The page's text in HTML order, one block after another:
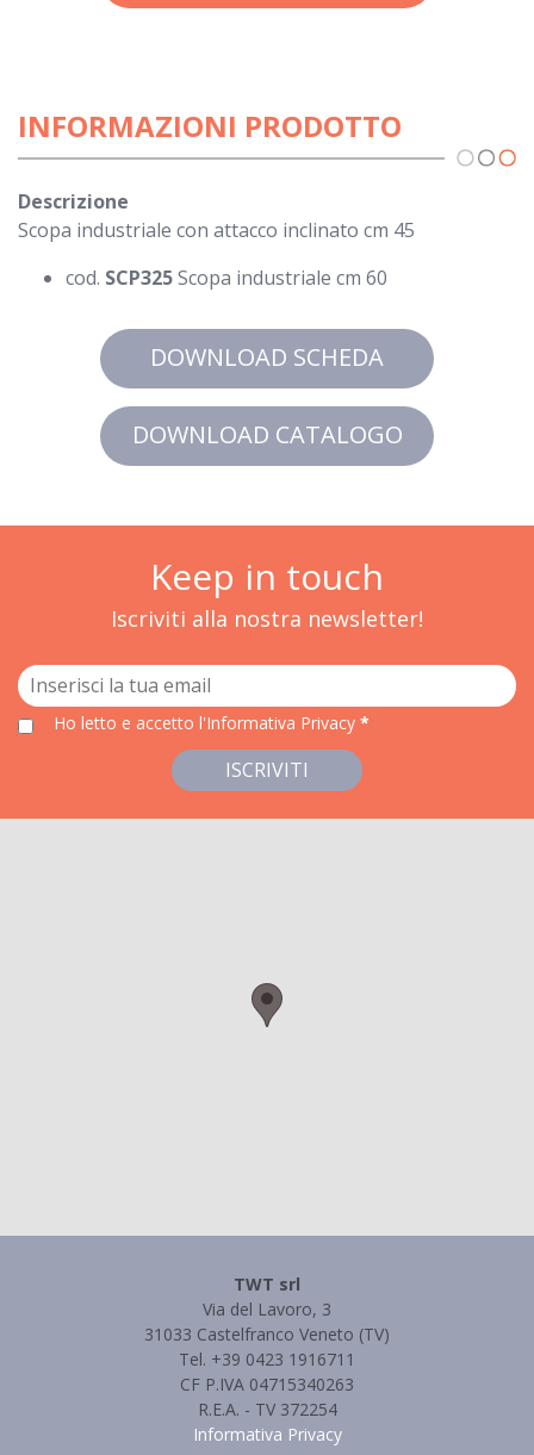
INFORMAZIONI PRODOTTO
Descrizione
Scopa industriale con attacco inclinato cm 45
cod. SCP325Scopa industriale cm 60
DOWNLOAD SCHEDA
DOWNLOAD CATALOGO
Keep in touch
Iscriviti alla nostra newsletter!
ISCRIVITI
Ho letto e accetto l'Informativa Privacy *
TWT srl
Via del Lavoro, 3
31033 Castelfranco Veneto (TV)
Tel. +39 0423 1916711
CF P.IVA 04715340263
R.E.A. - TV 372254
Informativa Privacy